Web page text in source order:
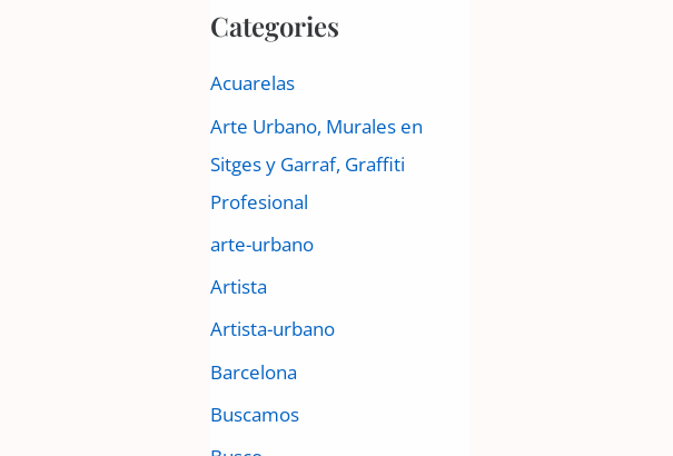
Categories
Acuarelas
Arte Urbano, Murales en
Sitges y Garraf, Graffiti
Profesional
arte-urbano
Artista
Artista-urbano
Barcelona
Buscamos